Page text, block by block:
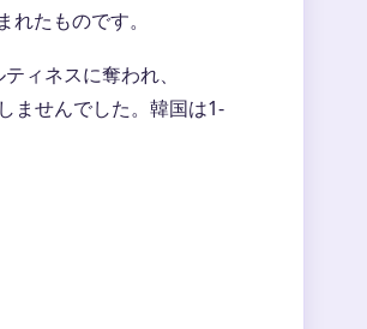
たものです。
ィネスに奪われ、
ませんでした。韓国は1-